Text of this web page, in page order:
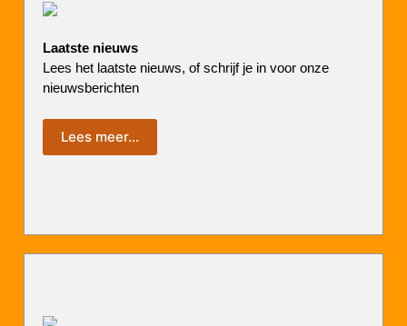
Laatste nieuws
Lees het laatste nieuws, of schrijf je in voor onze
nieuwsberichten
Lees meer…